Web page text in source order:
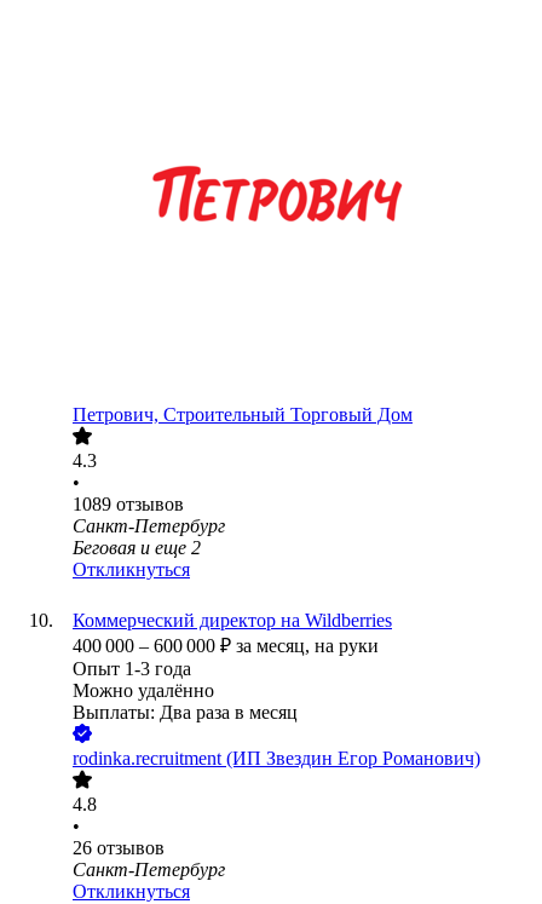
Петрович, Строительный Торговый Дом
4.3
•
1089 отзывов
Санкт-Петербург
Беговая и еще 2
Откликнуться
Коммерческий директор на Wildberries
400 000 – 600 000 ₽ за месяц, на руки
Опыт 1-3 года
Можно удалённо
Выплаты: Два раза в месяц
rodinka.recruitment (ИП Звездин Егор Романович)
4.8
•
26 отзывов
Санкт-Петербург
Откликнуться